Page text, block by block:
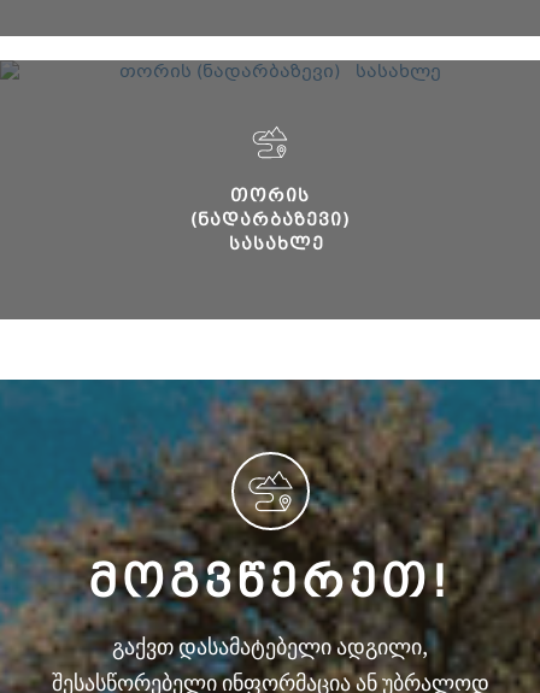
ᲗᲝᲠᲘᲡ
(ᲜᲐᲓᲐᲠᲑᲐᲖᲔᲕᲘ)
ᲡᲐᲡᲐᲮᲚᲔ
ᲛᲝᲒᲕᲬᲔᲠᲔᲗ!
გაქვთ დასამატებელი ადგილი,
შესასწორებელი ინფორმაცია ან უბრალოდ